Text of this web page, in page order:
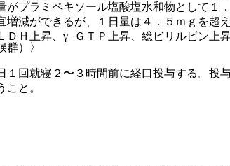
Ｈ上昇、γ−ＧＴＰ上昇、総ビリルビン上
プラミペキソール塩酸塩水和物として
減ができるが、１日量は４．５ｍｇを超え
）〉
回就寝２〜３時間前に経口投与する。投
と。